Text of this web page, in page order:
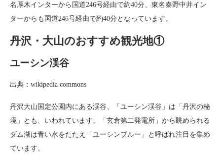
名厚木インターから国道246号経由で約40分、東名秦野中井イン
ターからも国道246号経由で約40分となっています。
丹沢・大山のおすすめ観光地①
ユーシン渓谷
出典：wikipedia commons
丹沢大山国定公園内にある渓谷、「ユーシン渓谷」は「丹沢の秘
境」とも、いわれています。「玄倉第二発電所」から眺められる
ダム湖は青い水をたたえ「ユーシンブルー」と呼ばれ注目を集め
ています。